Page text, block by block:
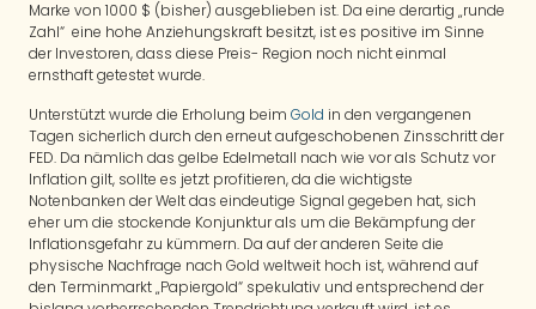
Marke von 1000 $ (bisher) ausgeblieben ist. Da eine derartig „runde
Zahl“ eine hohe Anziehungskraft besitzt, ist es positive im Sinne
der Investoren, dass diese Preis- Region noch nicht einmal
ernsthaft getestet wurde.
Unterstützt wurde die Erholung beim Gold in den vergangenen
Tagen sicherlich durch den erneut aufgeschobenen Zinsschritt der
FED. Da nämlich das gelbe Edelmetall nach wie vor als Schutz vor
Inflation gilt, sollte es jetzt profitieren, da die wichtigste
Notenbanken der Welt das eindeutige Signal gegeben hat, sich
eher um die stockende Konjunktur als um die Bekämpfung der
Inflationsgefahr zu kümmern. Da auf der anderen Seite die
physische Nachfrage nach Gold weltweit hoch ist, während auf
den Terminmarkt „Papiergold“ spekulativ und entsprechend der